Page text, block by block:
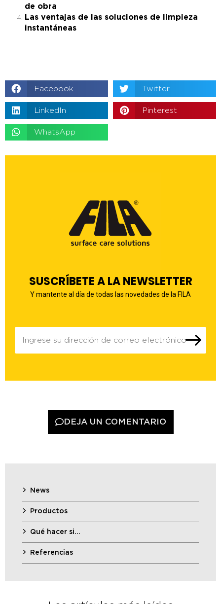
de obra
Las ventajas de las soluciones de limpieza
instantáneas
Facebook Twitter
LinkedIn Pinterest
WhatsApp
SUSCRÍBETE A LA NEWSLETTER
Y mantente al día de todas las novedades de la FILA
DEJA UN COMENTARIO
News
Productos
Qué hacer si…
Referencias